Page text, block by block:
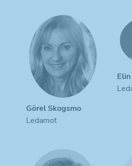
Görel Skogsmo
Ledamot